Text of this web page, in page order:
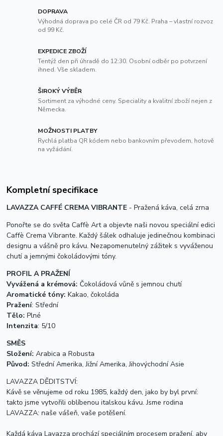
DOPRAVA
Výhodná doprava po celé ČR od 79 Kč. Praha – vlastní rozvoz
od 99 Kč.
EXPEDICE ZBOŽÍ
Tentýž den při úhradě do 12:30. Osobní odběr po potvrzení
ihned. Vše skladem.
ŠIROKÝ VÝBĚR
Sortiment za výhodné ceny. Speciality a kvalitní zboží nejen z
Německa.
MOŽNOSTI PLATBY
Rychlá platba QR kódem nebo bankovním převodem, hotově
na vyžádání.
Kompletní specifikace
LAVAZZA CAFFÉ CREMA VIBRANTE - Pražená káva, celá zrna
Ponořte se do světa Caffè Art a objevte naši novou speciální edici
Caffè Crema Vibrante. Každý šálek odhaluje jedinečnou kombinaci
designu a vášně pro kávu. Nezapomenutelný zážitek s vyváženou
chutí a jemnými čokoládovými tóny.
PROFIL A PRAŽENÍ
Vyvážená a krémová: Čokoládová vůně s jemnou chutí
Aromatické tóny:Kakao, čokoláda
Pražení: Střední
Tělo:Plné
Intenzita: 5/10
SMĚS
Složení:Arabica a Robusta
Původ:Střední Amerika, Jižní Amerika, Jihovýchodní Asie
LAVAZZA DĚDITSTVÍ:
Kávě se věnujeme od roku 1985, každý den, jako by byl první:
takto jsme vytvořili oblíbenou italskou kávu. Jsme rodina
LAVAZZA: naše vášeň, vaše potěšení.
Každá káva Lavazza prochází speciálním procesem pražení, aby